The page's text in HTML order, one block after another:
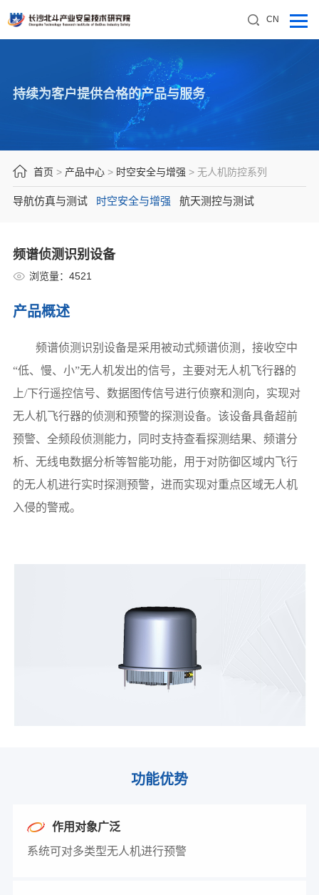
CN
持续为客户提供合格的产品与服务
首页 > 产品中心> 时空安全与增强 > 无人机防控系列
导航仿真与测试 时空安全与增强 航天测控与测试
频谱侦测识别设备
浏览量： 4521
产品概述
频谱侦测识别设备是采用被动式频谱侦测，接收空中
“低、慢、小”无人机发出的信号，主要对无人机飞行器的
上/下行遥控信号、数据图传信号进行侦察和测向，实现对
无人机飞行器的侦测和预警的探测设备。该设备具备超前
预警、全频段侦测能力，同时支持查看探测结果、频谱分
析、无线电数据分析等智能功能，用于对防御区域内飞行
的无人机进行实时探测预警，进而实现对重点区域无人机
入侵的警戒。
功能优势
作用对象广泛
系统可对多类型无人机进行预警